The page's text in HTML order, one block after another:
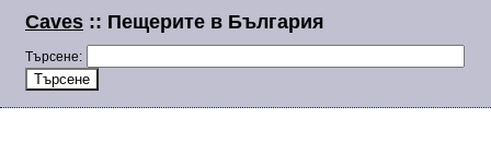
Caves :: Пещерите в България
Търсене: